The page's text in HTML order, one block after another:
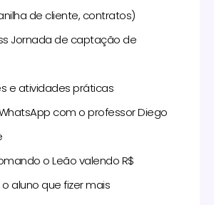
de cliente, contratos)
Jornada de captação de
e atividades práticas
com o professor Diego
o Leão valendo R$
o aluno que fizer mais